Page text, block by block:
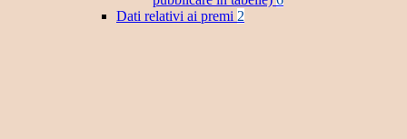
Dati relativi ai premi 2